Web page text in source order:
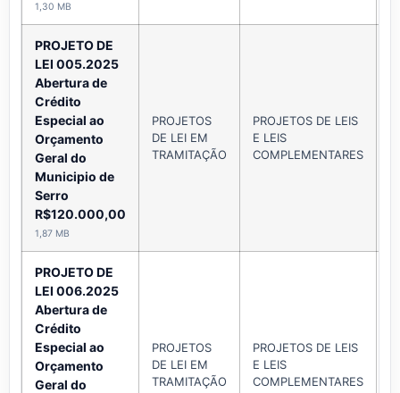
1,30 MB
PROJETO DE
LEI 005.2025
Abertura de
Crédito
Especial ao
Orçamento
Geral do
Municipio de
Serro
R$120.000,00
1,87 MB
PROJETOS
DE LEI EM
TRAMITAÇÃO
PROJETOS DE LEIS
E LEIS
COMPLEMENTARES
PROJETO DE
LEI 006.2025
Abertura de
Crédito
Especial ao
Orçamento
Geral do
PROJETOS
DE LEI EM
TRAMITAÇÃO
PROJETOS DE LEIS
E LEIS
COMPLEMENTARES